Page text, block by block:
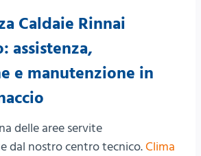
Caldaie Rinnai
assistenza,
e manutenzione in
delle aree servite
dal nostro centro tecnico.Clima